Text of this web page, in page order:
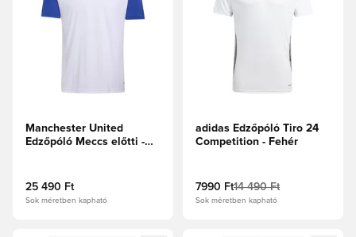
Manchester United
Edzőpóló Meccs előtti -
25 490 Ft
Sok méretben kapható
adidas Edzőpóló Tiro 24
Competition - Fehér
7990 Ft14 490 Ft
Sok méretben kapható